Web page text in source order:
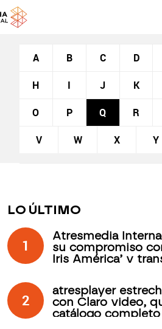
A B C D
H I J K
O P Q R
V W X Y
LO ÚLTIMO
1
Atresmedia
su compromiso
Iris América’ y
de atresplayer
2
atresplayer
con Claro video,
catálogo